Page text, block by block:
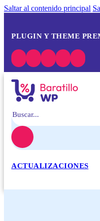
Saltar al contenido principal
PLUGIN Y THEME
ACTUALIZACIONES